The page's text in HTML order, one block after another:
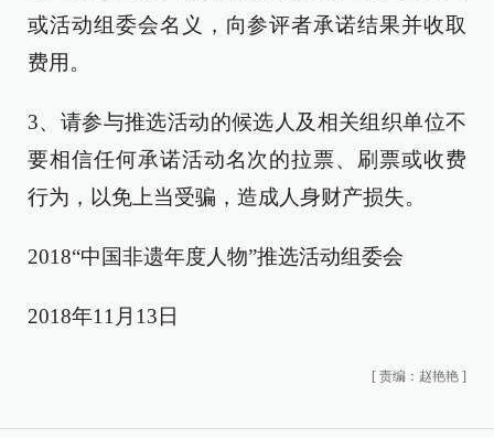
或活动组委会名义，向参评者承诺结果并收取
费用。
3、请参与推选活动的候选人及相关组织单位不
要相信任何承诺活动名次的拉票、刷票或收费
行为，以免上当受骗，造成人身财产损失。
2018“中国非遗年度人物”推选活动组委会
2018年11月13日
[ 责编：赵艳艳 ]